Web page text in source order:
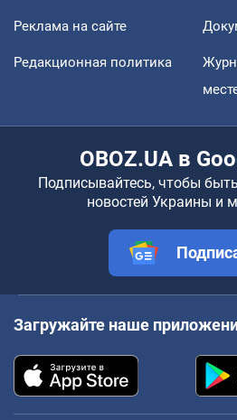
Реклама на сайте
Редакционная политика
OBOZ.UA в
Подписывайтесь, чтобы
новостей Украины и
Загружайте наше